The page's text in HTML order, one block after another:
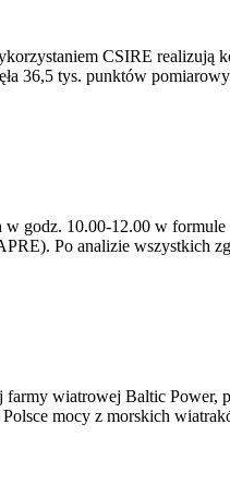
CSIRE realizują
36,5 tys. punktów
godz. 10.00-12.00 w
Po analizie wszystkich
wiatrowej Baltic Power,
mocy z morskich